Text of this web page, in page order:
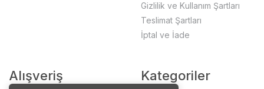
Gizlilik ve Kullanım Şartları
Teslimat Şartları
İptal ve İade
Alışveriş Kategoriler